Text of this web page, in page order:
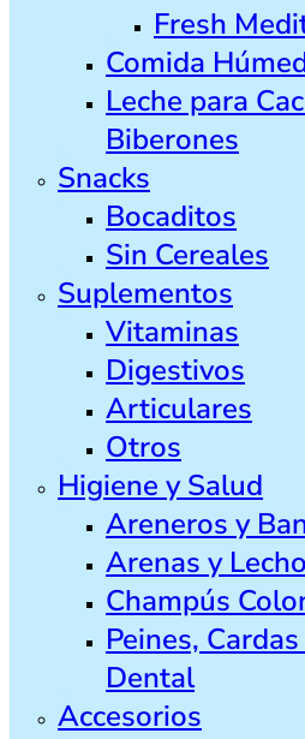
Fresh
Comida
Leche para
Biberones
Snacks
Bocaditos
Sin Cereales
Suplementos
Vitaminas
Digestivos
Articulares
Otros
Higiene y Salud
Areneros y
Arenas y
Champús
Peines,
Dental
Accesorios